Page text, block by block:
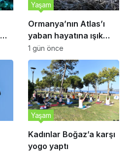
Ormanya’nın Atlas’ı
yaban hayatına ışık
tutacak
Yaşam
1 gün önce
Kadınlar Boğaz’a karşı
yogo yaptı
Yaşam